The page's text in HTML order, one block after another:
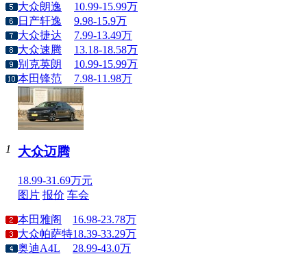
大众朗逸
10.99-15.99万
日产轩逸
9.98-15.9万
大众捷达
7.99-13.49万
大众速腾
13.18-18.58万
别克英朗
10.99-15.99万
本田锋范
7.98-11.98万
1 大众迈腾
18.99-31.69万元
图片 报价 车会
本田雅阁
16.98-23.78万
大众帕萨特18.39-33.29万
奥迪A4L
28.99-43.0万